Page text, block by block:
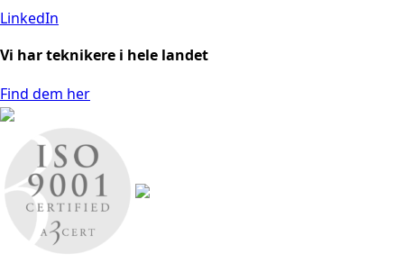
LinkedIn
Vi har teknikere i hele landet
Find dem her